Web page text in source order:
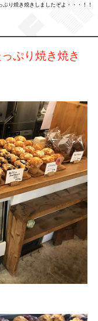
り焼き焼きしましたぞよ・・・！！
ぷり焼き焼き